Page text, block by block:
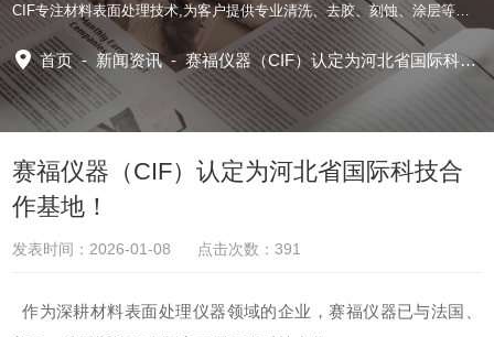
CIF专注材料表面处理技术,为客户提供专业清洗、去胶、刻蚀、涂层等方面仪器装备和应用工艺解决方案！
首页- 新闻资讯-赛福仪器（CIF）认定为河北省国际科技合作基地！
赛福仪器（CIF）认定为河北省国际科技合
作基地！
发表时间：2026-01-08 点击次数：391
作为深耕材料表面处理仪器领域的企业，赛福仪器已与法国、